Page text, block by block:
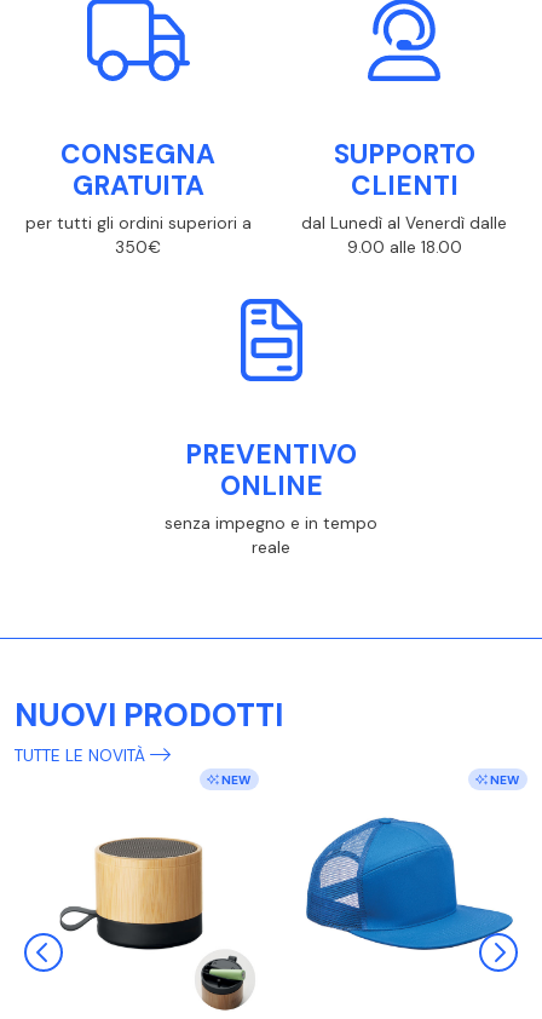
CONSEGNA
GRATUITA
per tutti gli ordini superiori a
350€
SUPPORTO
CLIENTI
dal Lunedì al Venerdì dalle
9.00 alle 18.00
PREVENTIVO
ONLINE
senza impegno e in tempo
reale
NUOVI PRODOTTI
TUTTE LE NOVITÀ
NEW NEW